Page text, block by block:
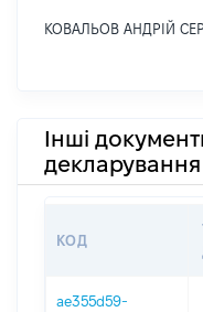
КОВАЛЬОВ АНДРІЙ
Інші
декларування
КОД
ae355d59-